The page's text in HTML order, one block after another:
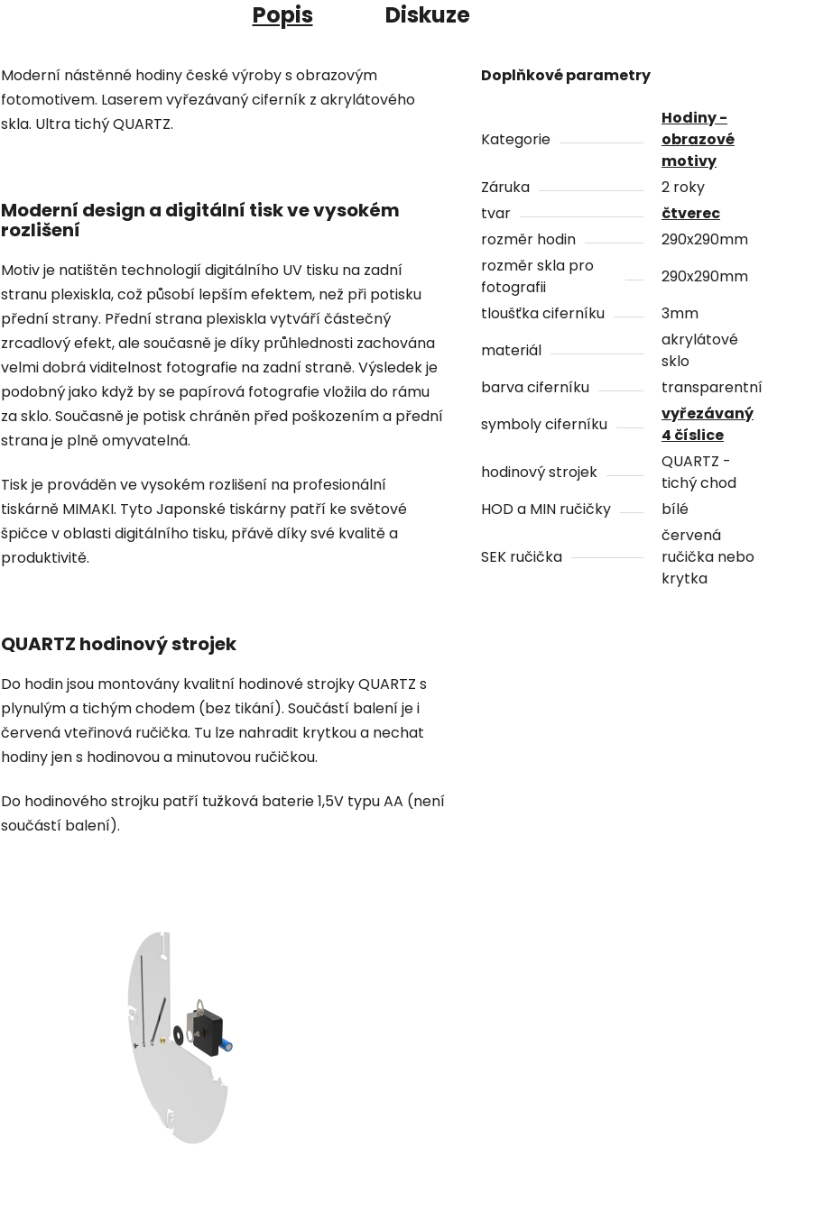
Popis Diskuze
Moderní nástěnné hodiny české výroby s obrazovým
fotomotivem. Laserem vyřezávaný ciferník z akrylátového
skla. Ultra tichý QUARTZ.
Moderní design a digitální tisk ve vysokém
rozlišení
Motiv je natištěn technologií digitálního UV tisku na zadní
stranu plexiskla, což působí lepším efektem, než při potisku
přední strany. Přední strana plexiskla vytváří částečný
zrcadlový efekt, ale současně je díky průhlednosti zachována
velmi dobrá viditelnost fotografie na zadní straně. Výsledek je
podobný jako když by se papírová fotografie vložila do rámu
za sklo. Současně je potisk chráněn před poškozením a přední
strana je plně omyvatelná.
Tisk je prováděn ve vysokém rozlišení na profesionální
tiskárně MIMAKI. Tyto Japonské tiskárny patří ke světové
špičce v oblasti digitálního tisku, přávě díky své kvalitě a
produktivitě.
QUARTZ hodinový strojek
Do hodin jsou montovány kvalitní hodinové strojky QUARTZ s
plynulým a tichým chodem (bez tikání). Součástí balení je i
červená vteřinová ručička. Tu lze nahradit krytkou a nechat
hodiny jen s hodinovou a minutovou ručičkou.
Do hodinového strojku patří tužková baterie 1,5V typu AA (není
součástí balení).
Doplňkové parametry
Kategorie
Hodiny -
obrazové
motivy
Záruka
2 roky
tvar
čtverec
rozměr hodin
290x290mm
rozměr skla pro
fotografii
290x290mm
tloušťka ciferníku
3mm
materiál
akrylátové
sklo
barva ciferníku
transparentní
symboly ciferníku
vyřezávaný
4 číslice
hodinový strojek
QUARTZ -
tichý chod
HOD a MIN ručičky
bílé
SEK ručička
červená
ručička nebo
krytka